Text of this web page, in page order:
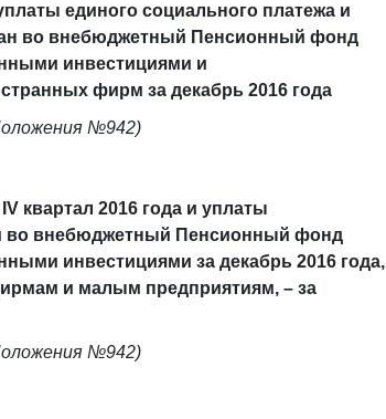
единого социального платежа и
во внебюджетный Пенсионный фонд
инвестициями и
фирм за декабрь 2016 года
№942)
квартал 2016 года и уплаты
во внебюджетный Пенсионный фонд
инвестициями за декабрь 2016 года,
и малым предприятиям, – за
№942)